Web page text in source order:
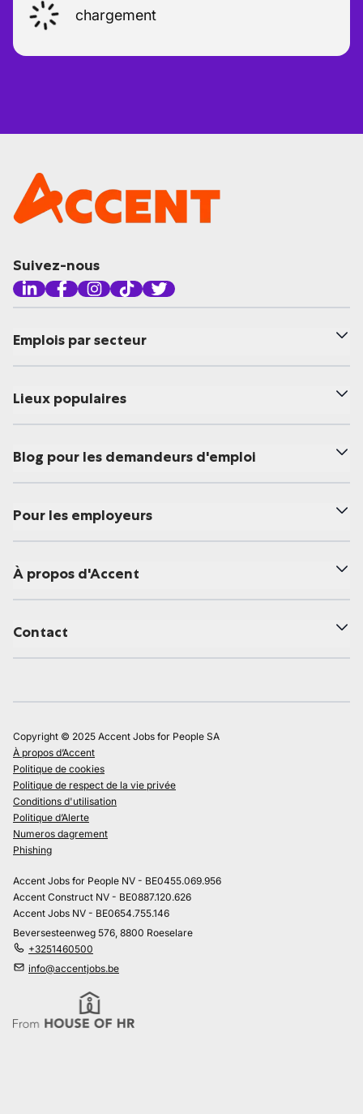
chargement
Suivez-nous
Emplois par secteur
Lieux populaires
Blog pour les demandeurs d'emploi
Pour les employeurs
À propos d'Accent
Contact
Copyright © 2025 Accent Jobs for People SA
À propos d’Accent
Politique de cookies
Politique de respect de la vie privée
Conditions d'utilisation
Politique d’Alerte
Numeros dagrement
Phishing
Accent Jobs for People NV - BE0455.069.956
Accent Construct NV - BE0887.120.626
Accent Jobs NV - BE0654.755.146
Beversesteenweg 576, 8800 Roeselare
+3251460500
info@accentjobs.be